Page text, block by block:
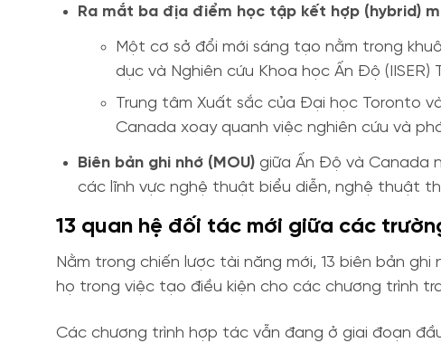
Ra mắt ba địa điểm học tập kết hợp (hybrid)
Một cơ sở đổi mới sáng tạo nằm trong
dục và Nghiên cứu Khoa học Ấn Độ (IISER)
Trung tâm Xuất sắc của Đại học Toronto
Canada xoay quanh việc nghiên cứu và
Biên bản ghi nhớ (MOU) giữa Ấn Độ và Canada
các lĩnh vực nghệ thuật biểu diễn, nghệ thuật
13 quan hệ đối tác mới giữa các
Nằm trong chiến lược tài năng mới, 13 biên bản
họ trong việc tạo điều kiện cho các chương trình
Các chương trình hợp tác vẫn đang ở giai đoạn